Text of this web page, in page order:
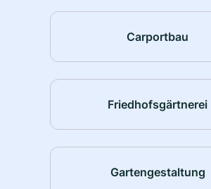
Carportbau
Friedhofsgärtnerei
Gartengestaltung